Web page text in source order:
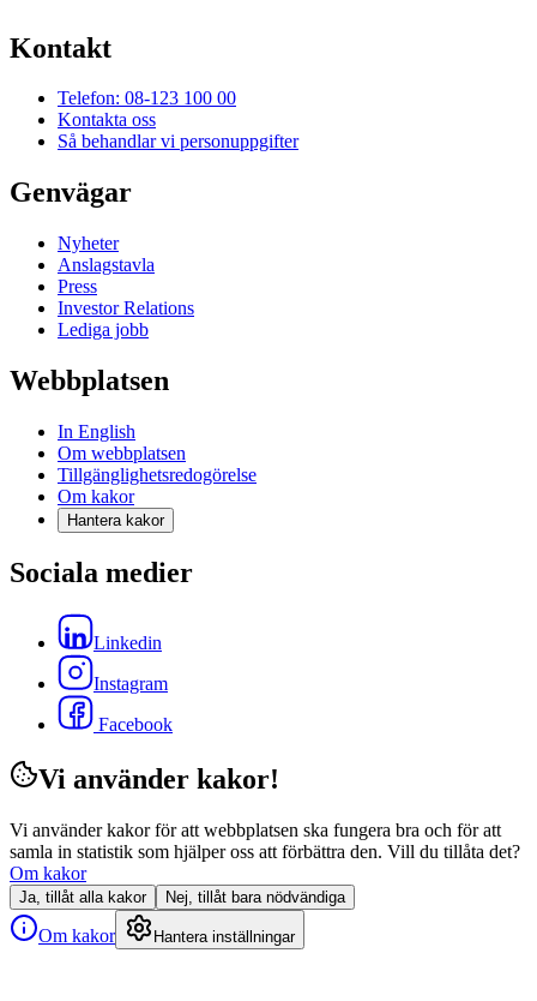
Kontakt
Telefon: 08-123 100 00
Kontakta oss
Så behandlar vi personuppgifter
Genvägar
Nyheter
Anslagstavla
Press
Investor Relations
Lediga jobb
Webbplatsen
In English
Om webbplatsen
Tillgänglighetsredogörelse
Om kakor
Hantera kakor
Sociala medier
Linkedin
Instagram
Facebook
Vi använder kakor!
Vi använder kakor för att webbplatsen ska fungera bra och för att
samla in statistik som hjälper oss att förbättra den. Vill du tillåta det?
Om kakor
Ja, tillåt alla kakor Nej, tillåt bara nödvändiga
Om kakor Hantera inställningar